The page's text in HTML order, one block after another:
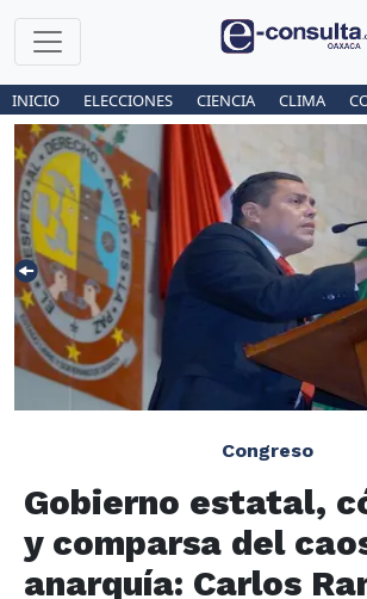
INICIO ELECCIONES CIENCIA CLIMA
Congreso
Gobierno estatal,
y comparsa del
anarquía: Carlos